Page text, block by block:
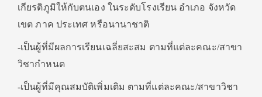
เกียรติภูมิให้กับตนเอง ในระดับโรงเรียน อำเภอ จังหวัด
เขต ภาค ประเทศ หรือนานาชาติ
-เป็นผู้ที่มีผลการเรียนเฉลี่ยสะสม ตามที่แต่ละคณะ/สาขา
วิชากำหนด
-เป็นผู้ที่มีคุณสมบัติเพิ่มเติม ตามที่แต่ละคณะ/สาขาวิชา